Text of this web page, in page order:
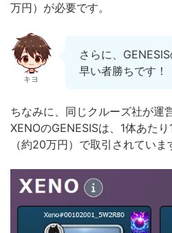
万円）が必要です。
キヨ
さらに、
早い者勝ちです！
ちなみに、同じクルーズ社が運
XENOのGENESISは、1体あた
（約20万円）で取引されていま